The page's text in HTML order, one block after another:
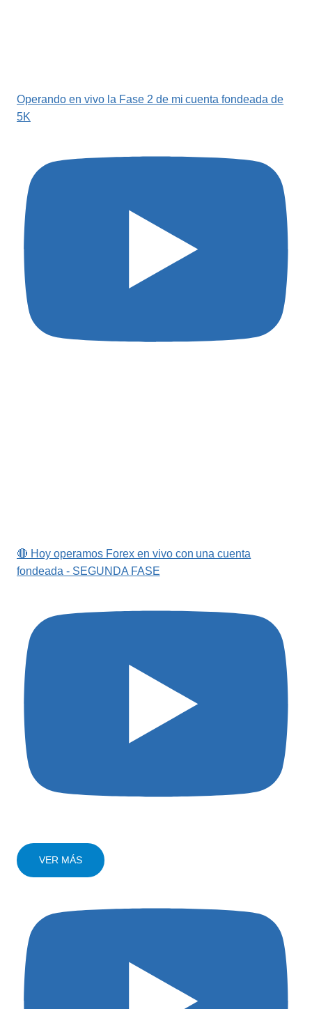
Operando en vivo la Fase 2 de mi cuenta fondeada de
5K
🔴 Hoy operamos Forex en vivo con una cuenta
fondeada - SEGUNDA FASE
VER MÁS